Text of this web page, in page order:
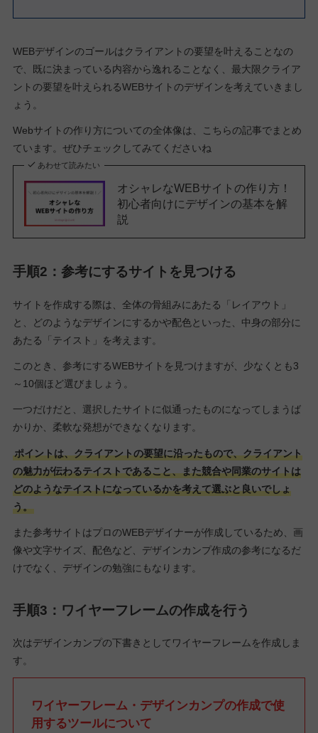
WEBデザインのゴールはクライアントの要望を叶えることなの
で、既に決まっている内容から逸れることなく、最大限クライア
ントの要望を叶えられるWEBサイトのデザインを考えていきまし
ょう。
Webサイトの作り方についての全体像は、こちらの記事でまとめ
ています。ぜひチェックしてみてくださいね
あわせて読みたい
オシャレなWEBサイトの作り方！
初心者向けにデザインの基本を解
説
手順2：参考にするサイトを見つける
サイトを作成する際は、全体の骨組みにあたる「レイアウト」
と、どのようなデザインにするかや配色といった、中身の部分に
あたる「テイスト」を考えます。
このとき、参考にするWEBサイトを見つけますが、少なくとも3
～10個ほど選びましょう。
一つだけだと、選択したサイトに似通ったものになってしまうば
かりか、柔軟な発想ができなくなります。
ポイントは、クライアントの要望に沿ったもので、クライアント
の魅力が伝わるテイストであること、また競合や同業のサイトは
どのようなテイストになっているかを考えて選ぶと良いでしょ
う。
また参考サイトはプロのWEBデザイナーが作成しているため、画
像や文字サイズ、配色など、デザインカンプ作成の参考になるだ
けでなく、デザインの勉強にもなります。
手順3：ワイヤーフレームの作成を行う
次はデザインカンプの下書きとしてワイヤーフレームを作成しま
す。
ワイヤーフレーム・デザインカンプの作成で使
用するツールについて